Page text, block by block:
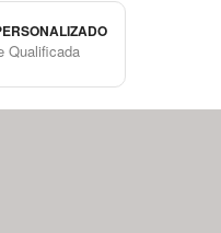
Qualificada